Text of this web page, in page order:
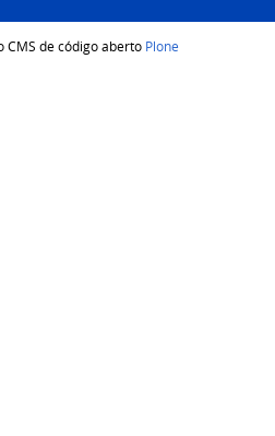
CMS de código aberto Plone